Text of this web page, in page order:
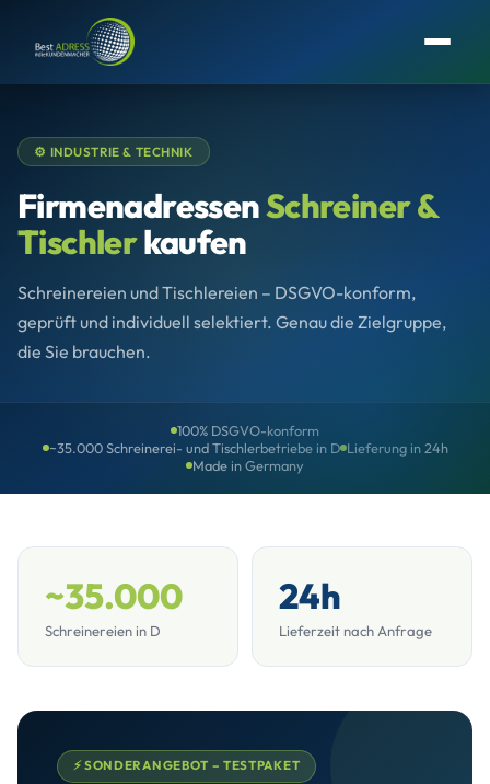
⚙️ INDUSTRIE & TECHNIK
FirmenadressenSchreiner &
Tischlerkaufen
Schreinereien und Tischlereien – DSGVO-konform,
geprüft und individuell selektiert. Genau die Zielgruppe,
die Sie brauchen.
100% DSGVO-konform
~35.000 Schreinerei- und Tischlerbetriebe in D Lieferung in 24h
Made in Germany
~35.000
Schreinereien in D
24h
Lieferzeit nach Anfrage
⚡ SONDERANGEBOT – TESTPAKET